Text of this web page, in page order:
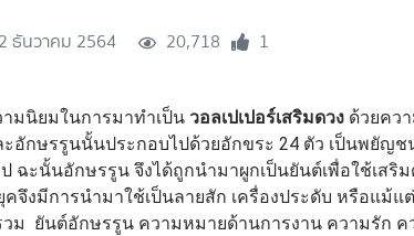
ธันวาคม 2564 20,718 1
มนิยมในการมาทำเป็น วอลเปเปอร์เสริมดวง ด้วยคว
อักษรรูนนั้นประกอบไปด้วยอักขระ 24 ตัว เป็นพยัญช
ฉะนั้นอักษรรูน จึงได้ถูกนำมาผูกเป็นยันต์เพื่อใช้เสริม
งมีการนำมาใช้เป็นลายสัก เครื่องประดับ หรือแม้แต่
วม ยันต์อักษรรูน ความหมายด้านการงาน ความรัก